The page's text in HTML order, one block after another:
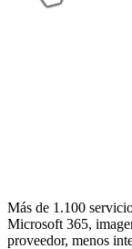
Más de 1.100
Microsoft 365,
proveedor, menos